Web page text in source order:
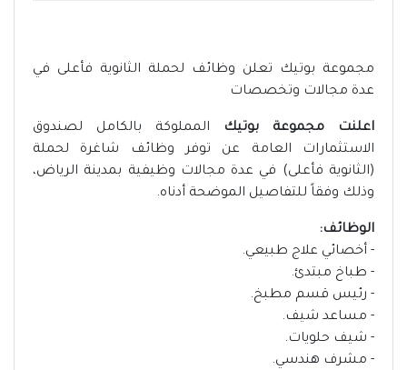
مجموعة بوتيك تعلن وظائف لحملة الثانوية فأعلى في
عدة مجالات وتخصصات
اعلنت مجموعة بوتيك
المملوكة بالكامل لصندوق
الاستثمارات العامة عن توفر وظائف شاغرة لحملة
(الثانوية فأعلى) في عدة مجالات وظيفية بمدينة الرياض،
وذلك وفقاً للتفاصيل الموضحة أدناه.
الوظائف:
- أخصائي علاج طبيعي.
- طباخ مبتدئ.
- رئيس قسم مطبخ.
- مساعد شيف.
- شيف حلويات.
- مشرف هندسي.